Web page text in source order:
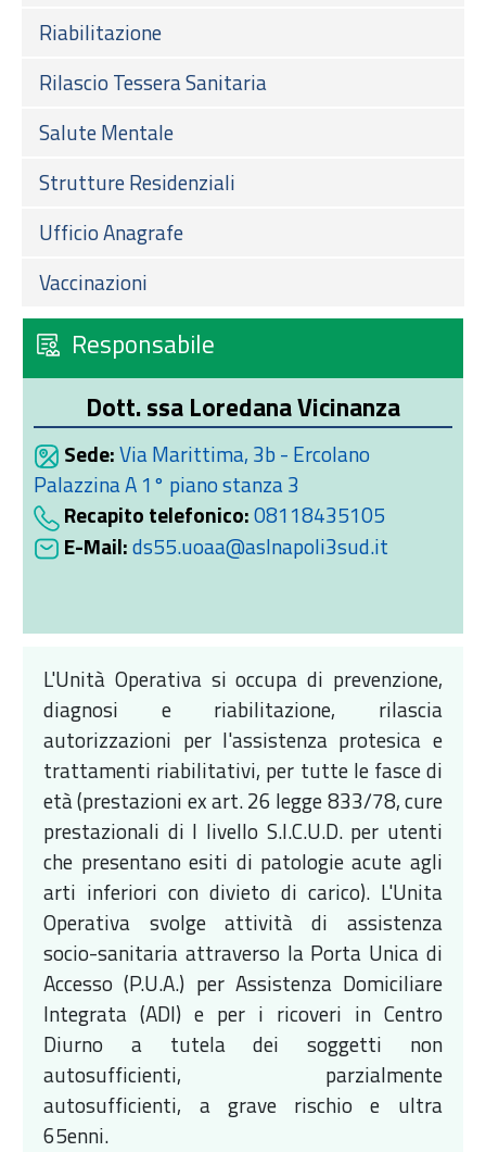
Riabilitazione
Rilascio Tessera Sanitaria
Salute Mentale
Strutture Residenziali
Ufficio Anagrafe
Vaccinazioni
Responsabile
Dott. ssa Loredana Vicinanza
Sede:Via Marittima, 3b - Ercolano
Palazzina A 1° piano stanza 3
Recapito telefonico:08118435105
E-Mail:ds55.uoaa@aslnapoli3sud.it
L'Unità Operativa si occupa di prevenzione,
diagnosi e riabilitazione, rilascia
autorizzazioni per l'assistenza protesica e
trattamenti riabilitativi, per tutte le fasce di
età (prestazioni ex art. 26 legge 833/78, cure
prestazionali di I livello S.I.C.U.D. per utenti
che presentano esiti di patologie acute agli
arti inferiori con divieto di carico). L'Unita
Operativa svolge attività di assistenza
socio-sanitaria attraverso la Porta Unica di
Accesso (P.U.A.) per Assistenza Domiciliare
Integrata (ADI) e per i ricoveri in Centro
Diurno a tutela dei soggetti non
autosufficienti, parzialmente
autosufficienti, a grave rischio e ultra
65enni.